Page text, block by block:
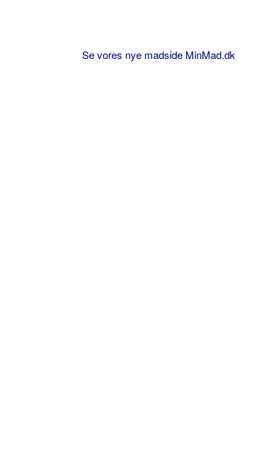
Se vores nye madside MinMad.dk